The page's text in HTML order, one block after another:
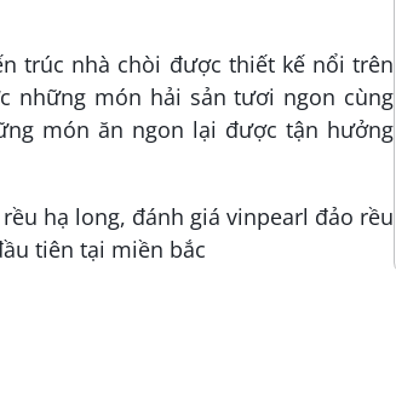
trúc nhà chòi được thiết kế nổi trên
những món hải sản tươi ngon cùng
món ăn ngon lại được tận hưởng